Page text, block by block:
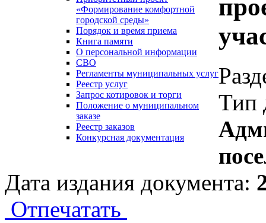
«Формирование комфортной
городской среды»
Порядок и время приема
Книга памяти
О персональной информации
СВО
Регламенты муниципальных услуг
Реестр услуг
Запрос котировок и торги
Положение о муниципальном
заказе
Реестр заказов
Конкурсная документация
Тип
Дата издания документа:
Отпечатать